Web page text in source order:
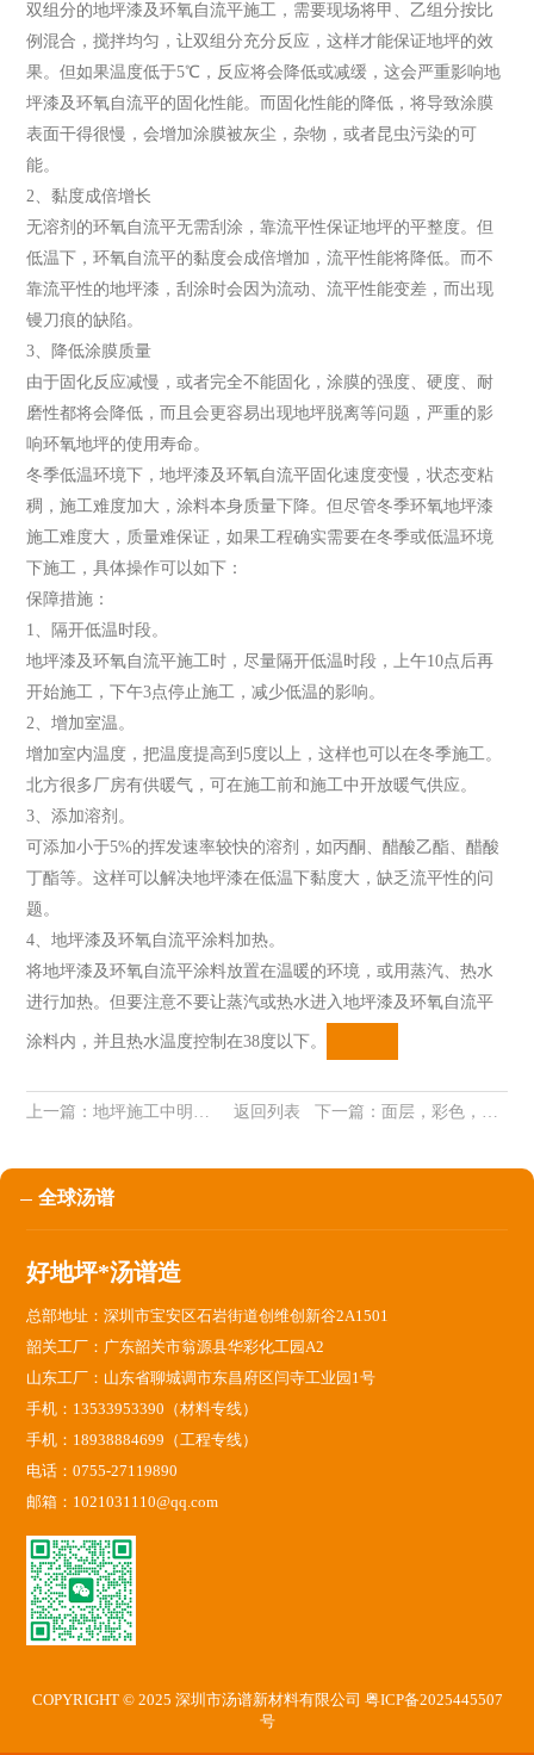
双组分的地坪漆及环氧自流平施工，需要现场将甲、乙组分按比
例混合，搅拌均匀，让双组分充分反应，这样才能保证地坪的效
果。但如果温度低于5℃，反应将会降低或减缓，这会严重影响地
坪漆及环氧自流平的固化性能。而固化性能的降低，将导致涂膜
表面干得很慢，会增加涂膜被灰尘，杂物，或者昆虫污染的可
能。
2、黏度成倍增长
无溶剂的环氧自流平无需刮涂，靠流平性保证地坪的平整度。但
低温下，环氧自流平的黏度会成倍增加，流平性能将降低。而不
靠流平性的地坪漆，刮涂时会因为流动、流平性能变差，而出现
镘刀痕的缺陷。
3、降低涂膜质量
由于固化反应减慢，或者完全不能固化，涂膜的强度、硬度、耐
磨性都将会降低，而且会更容易出现地坪脱离等问题，严重的影
响环氧地坪的使用寿命。
冬季低温环境下，地坪漆及环氧自流平固化速度变慢，状态变粘
稠，施工难度加大，涂料本身质量下降。但尽管冬季环氧地坪漆
施工难度大，质量难保证，如果工程确实需要在冬季或低温环境
下施工，具体操作可以如下：
保障措施：
1、隔开低温时段。
地坪漆及环氧自流平施工时，尽量隔开低温时段，上午10点后再
开始施工，下午3点停止施工，减少低温的影响。
2、增加室温。
增加室内温度，把温度提高到5度以上，这样也可以在冬季施工。
北方很多厂房有供暖气，可在施工前和施工中开放暖气供应。
3、添加溶剂。
可添加小于5%的挥发速率较快的溶剂，如丙酮、醋酸乙酯、醋酸
丁酯等。这样可以解决地坪漆在低温下黏度大，缺乏流平性的问
题。
4、地坪漆及环氧自流平涂料加热。
将地坪漆及环氧自流平涂料放置在温暖的环境，或用蒸汽、热水
进行加热。但要注意不要让蒸汽或热水进入地坪漆及环氧自流平
涂料内，并且热水温度控制在38度以下。
上一篇：地坪施工中明缝、暗缝的处理 返回列表 下一篇： 面层，彩色，自流平水泥。材料，施工，汤谱完美统一！
全球汤谱
好地坪*汤谱造
总部地址：深圳市宝安区石岩街道创维创新谷2A1501
韶关工厂：广东韶关市翁源县华彩化工园A2
山东工厂：山东省聊城调市东昌府区闫寺工业园1号
手机：13533953390（材料专线）
手机：18938884699（工程专线）
电话：0755-27119890
邮箱：1021031110@qq.com
COPYRIGHT © 2025 深圳市汤谱新材料有限公司 粤ICP备2025445507
号